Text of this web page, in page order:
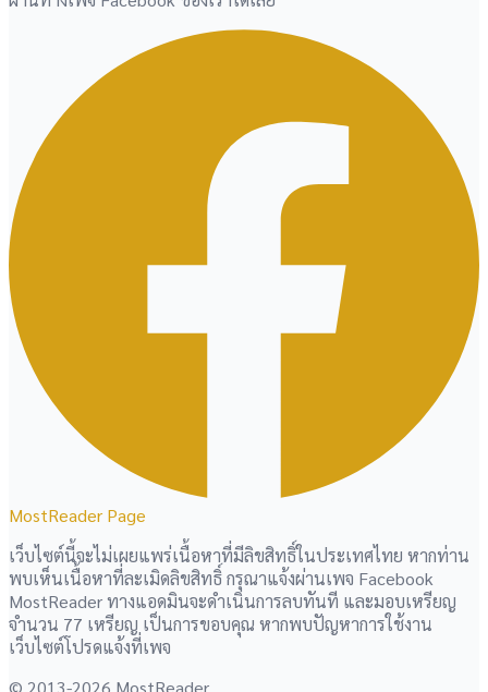
MostReader Page
เว็บไซต์นี้จะไม่เผยแพร่เนื้อหาที่มีลิขสิทธิ์ในประเทศไทย หากท่าน
พบเห็นเนื้อหาที่ละเมิดลิขสิทธิ์ กรุณาแจ้งผ่านเพจ Facebook
MostReader ทางแอดมินจะดำเนินการลบทันที และมอบเหรียญ
จำนวน 77 เหรียญ เป็นการขอบคุณ หากพบปัญหาการใช้งาน
เว็บไซต์โปรดแจ้งที่เพจ